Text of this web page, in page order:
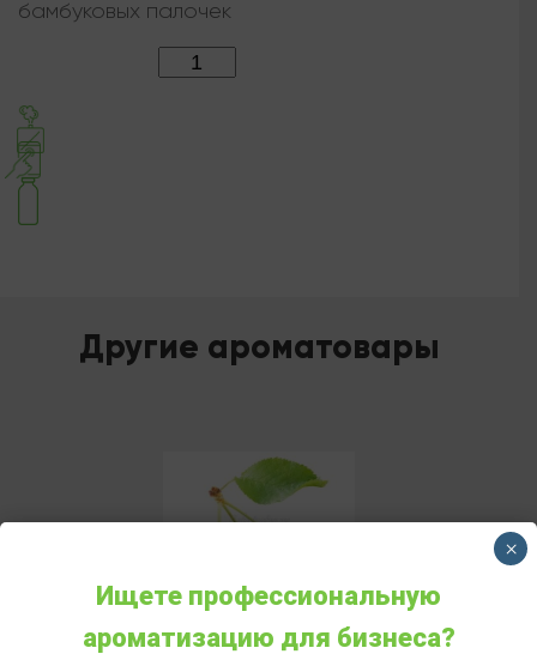
бамбуковых палочек
Другие ароматовары
Ищете профессиональную
ароматизацию для бизнеса?
×